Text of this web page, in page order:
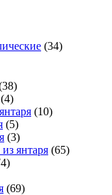
(34)
(4)
(10)
(5)
(3)
янтаря (65)
(69)